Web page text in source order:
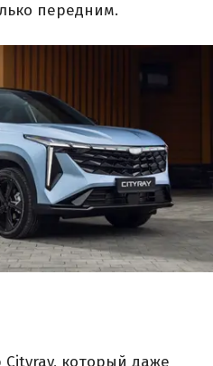
передним.
который даже